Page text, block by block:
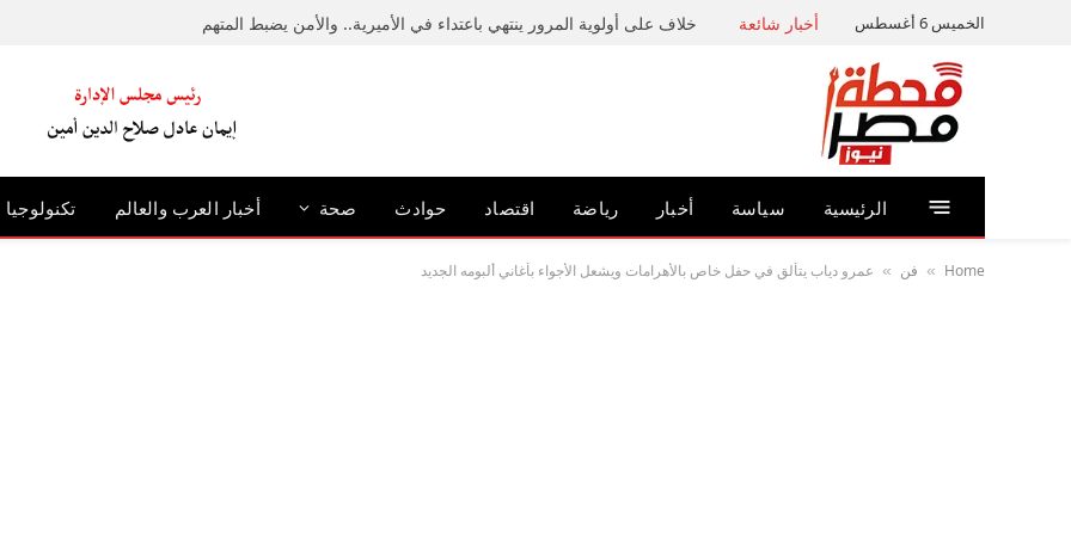
الخميس 6 أغسطس أخبار شائعة خلاف على أولوية المرور ينتهي باعتداء في الأميرية.. والأمن يضبط المتهم
الرئيسية سياسة أخبار رياضة اقتصاد حوادث صحة أخبار العرب والعالم تكنولوجيا
Home
» فن » عمرو دياب يتألق في حفل خاص بالأهرامات ويشعل الأجواء بأغاني ألبومه الجديد